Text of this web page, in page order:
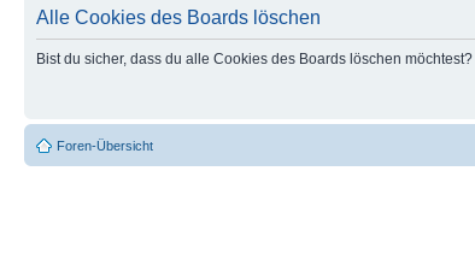
Alle Cookies des Boards löschen
Bist du sicher, dass du alle Cookies des Boards löschen möchtest?
Foren-Übersicht